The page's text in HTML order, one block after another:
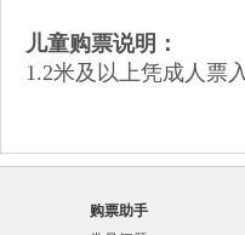
儿童购票说明：
1.2米及以上凭成人票
购票助手